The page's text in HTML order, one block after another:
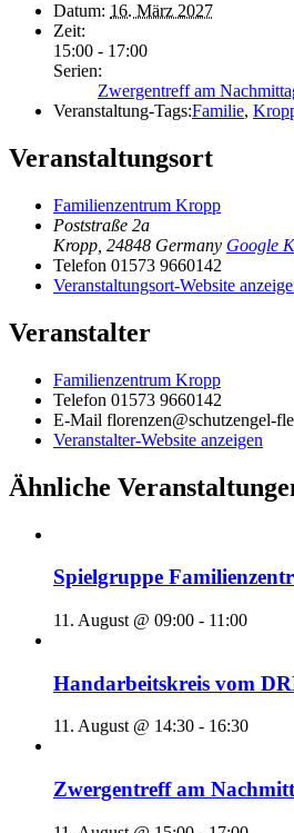
Datum: 16. März 2027
Zeit:
15:00 - 17:00
Serien:
Zwergentreff am
Veranstaltung-Tags:Familie,
Veranstaltungsort
Familienzentrum Kropp
Poststraße 2a
Kropp 24848 Germany Google
Telefon 01573 9660142
Veranstaltungsort-Website
Veranstalter
Familienzentrum Kropp
Telefon 01573 9660142
E-Mail florenzen@schutzengel-
Veranstalter-Website anzeigen
Ähnliche
Spielgruppe
11. August @ 09:00 - 11:00
Handarbeitskreis vom
11. August @ 14:30 - 16:30
Zwergentreff am